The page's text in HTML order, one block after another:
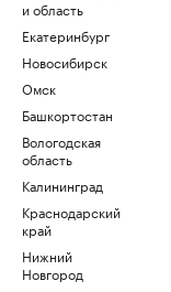
и область
Екатеринбург
Новосибирск
Омск
Башкортостан
Вологодская
область
Калининград
Краснодарский
край
Нижний
Новгород